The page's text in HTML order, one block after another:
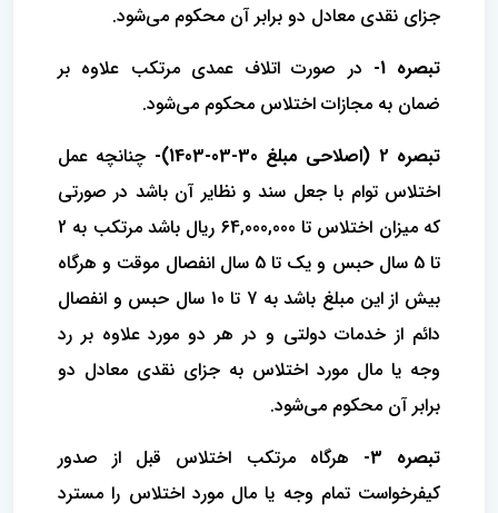
جزای نقدی معادل دو برابر آن محکوم می‌شود.
تبصره 1-
در صورت اتلاف عمدی مرتکب علاوه بر
ضمان به مجازات اختلاس محکوم می‌‌شود. ‌
تبصره 2 (اصلاحی مبلغ 30-03-1403)-
چنانچه عمل
اختلاس توام با جعل سند و نظایر آن باشد در صورتی
که میزان اختلاس تا 64,000,000 ریال باشد مرتکب به 2
تا 5 سال ‌حبس و یک تا 5 سال انفصال موقت و هرگاه
بیش از این مبلغ باشد به 7 تا 10 سال حبس و انفصال
دائم از خدمات دولتی و در هر دو مورد علاوه‌ بر رد
وجه یا مال مورد اختلاس به جزای نقدی معادل دو
برابر آن محکوم می‌شود.
تبصره 3-
هرگاه مرتکب اختلاس قبل از صدور
کیفرخواست تمام وجه یا مال مورد اختلاس را مسترد